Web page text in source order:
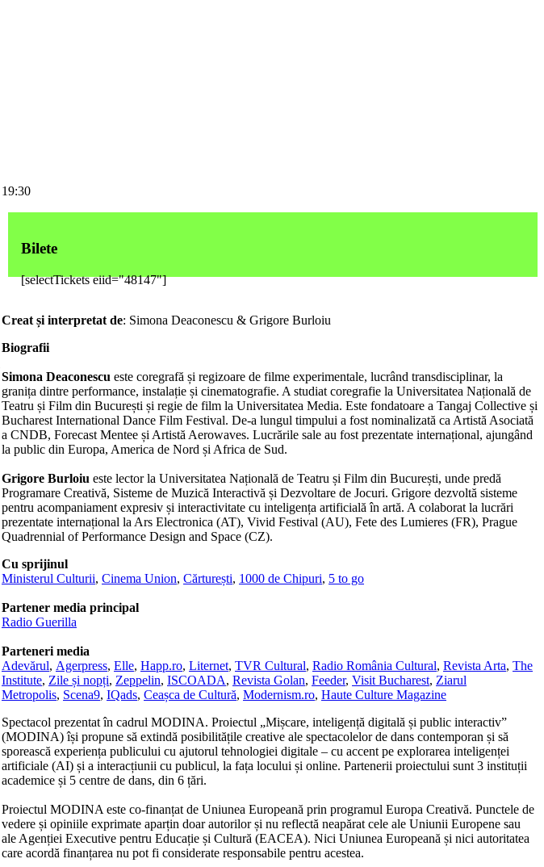
19:30
Bilete
[selectTickets eiid="48147"]
Creat și interpretat de: Simona Deaconescu & Grigore Burloiu
Biografii
Simona Deaconescu este coregrafă și regizoare de filme experimentale, lucrând transdisciplinar, la
granița dintre performance, instalație și cinematografie. A studiat coregrafie la Universitatea Națională de
Teatru și Film din București și regie de film la Universitatea Media. Este fondatoare a Tangaj Collective și
Bucharest International Dance Film Festival. De-a lungul timpului a fost nominalizată ca Artistă Asociată
a CNDB, Forecast Mentee și Artistă Aerowaves. Lucrările sale au fost prezentate internațional, ajungând
la public din Europa, America de Nord și Africa de Sud.
Grigore Burloiu este lector la Universitatea Națională de Teatru și Film din București, unde predă
Programare Creativă, Sisteme de Muzică Interactivă și Dezvoltare de Jocuri. Grigore dezvoltă sisteme
pentru acompaniament expresiv și interactivitate cu inteligența artificială în artă. A colaborat la lucrări
prezentate internațional la Ars Electronica (AT), Vivid Festival (AU), Fete des Lumieres (FR), Prague
Quadrennial of Performance Design and Space (CZ).
Cu sprijinul
Ministerul Culturii, Cinema Union, Cărturești, 1000 de Chipuri, 5 to go
Partener media principal
Radio Guerilla
Parteneri media
Adevărul, Agerpress, Elle, Happ.ro, Liternet, TVR Cultural, Radio România Cultural, Revista Arta, The
Institute, Zile și nopți, Zeppelin, ISCOADA, Revista Golan, Feeder, Visit Bucharest, Ziarul
Metropolis, Scena9, IQads, Ceașca de Cultură, Modernism.ro, Haute Culture Magazine
Spectacol prezentat în cadrul MODINA. Proiectul „Mișcare, inteligență digitală și public interactiv”
(MODINA) își propune să extindă posibilitățile creative ale spectacolelor de dans contemporan și să
sporească experiența publicului cu ajutorul tehnologiei digitale – cu accent pe explorarea inteligenței
artificiale (AI) și a interacțiunii cu publicul, la fața locului și online. Partenerii proiectului sunt 3 instituții
academice și 5 centre de dans, din 6 țări.
Proiectul MODINA este co-finanțat de Uniunea Europeană prin programul Europa Creativă. Punctele de
vedere și opiniile exprimate aparțin doar autorilor și nu reflectă neapărat cele ale Uniunii Europene sau
ale Agenției Executive pentru Educație și Cultură (EACEA). Nici Uniunea Europeană și nici autoritatea
care acordă finanțarea nu pot fi considerate responsabile pentru acestea.